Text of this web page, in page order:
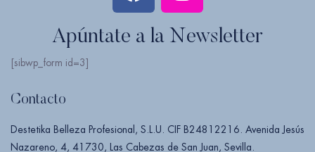
Apúntate a la Newsletter
[sibwp_form id=3]
Contacto
Destetika Belleza Profesional, S.L.U. CIF B24812216. Avenida Jesús
Nazareno, 4, 41730, Las Cabezas de San Juan, Sevilla.